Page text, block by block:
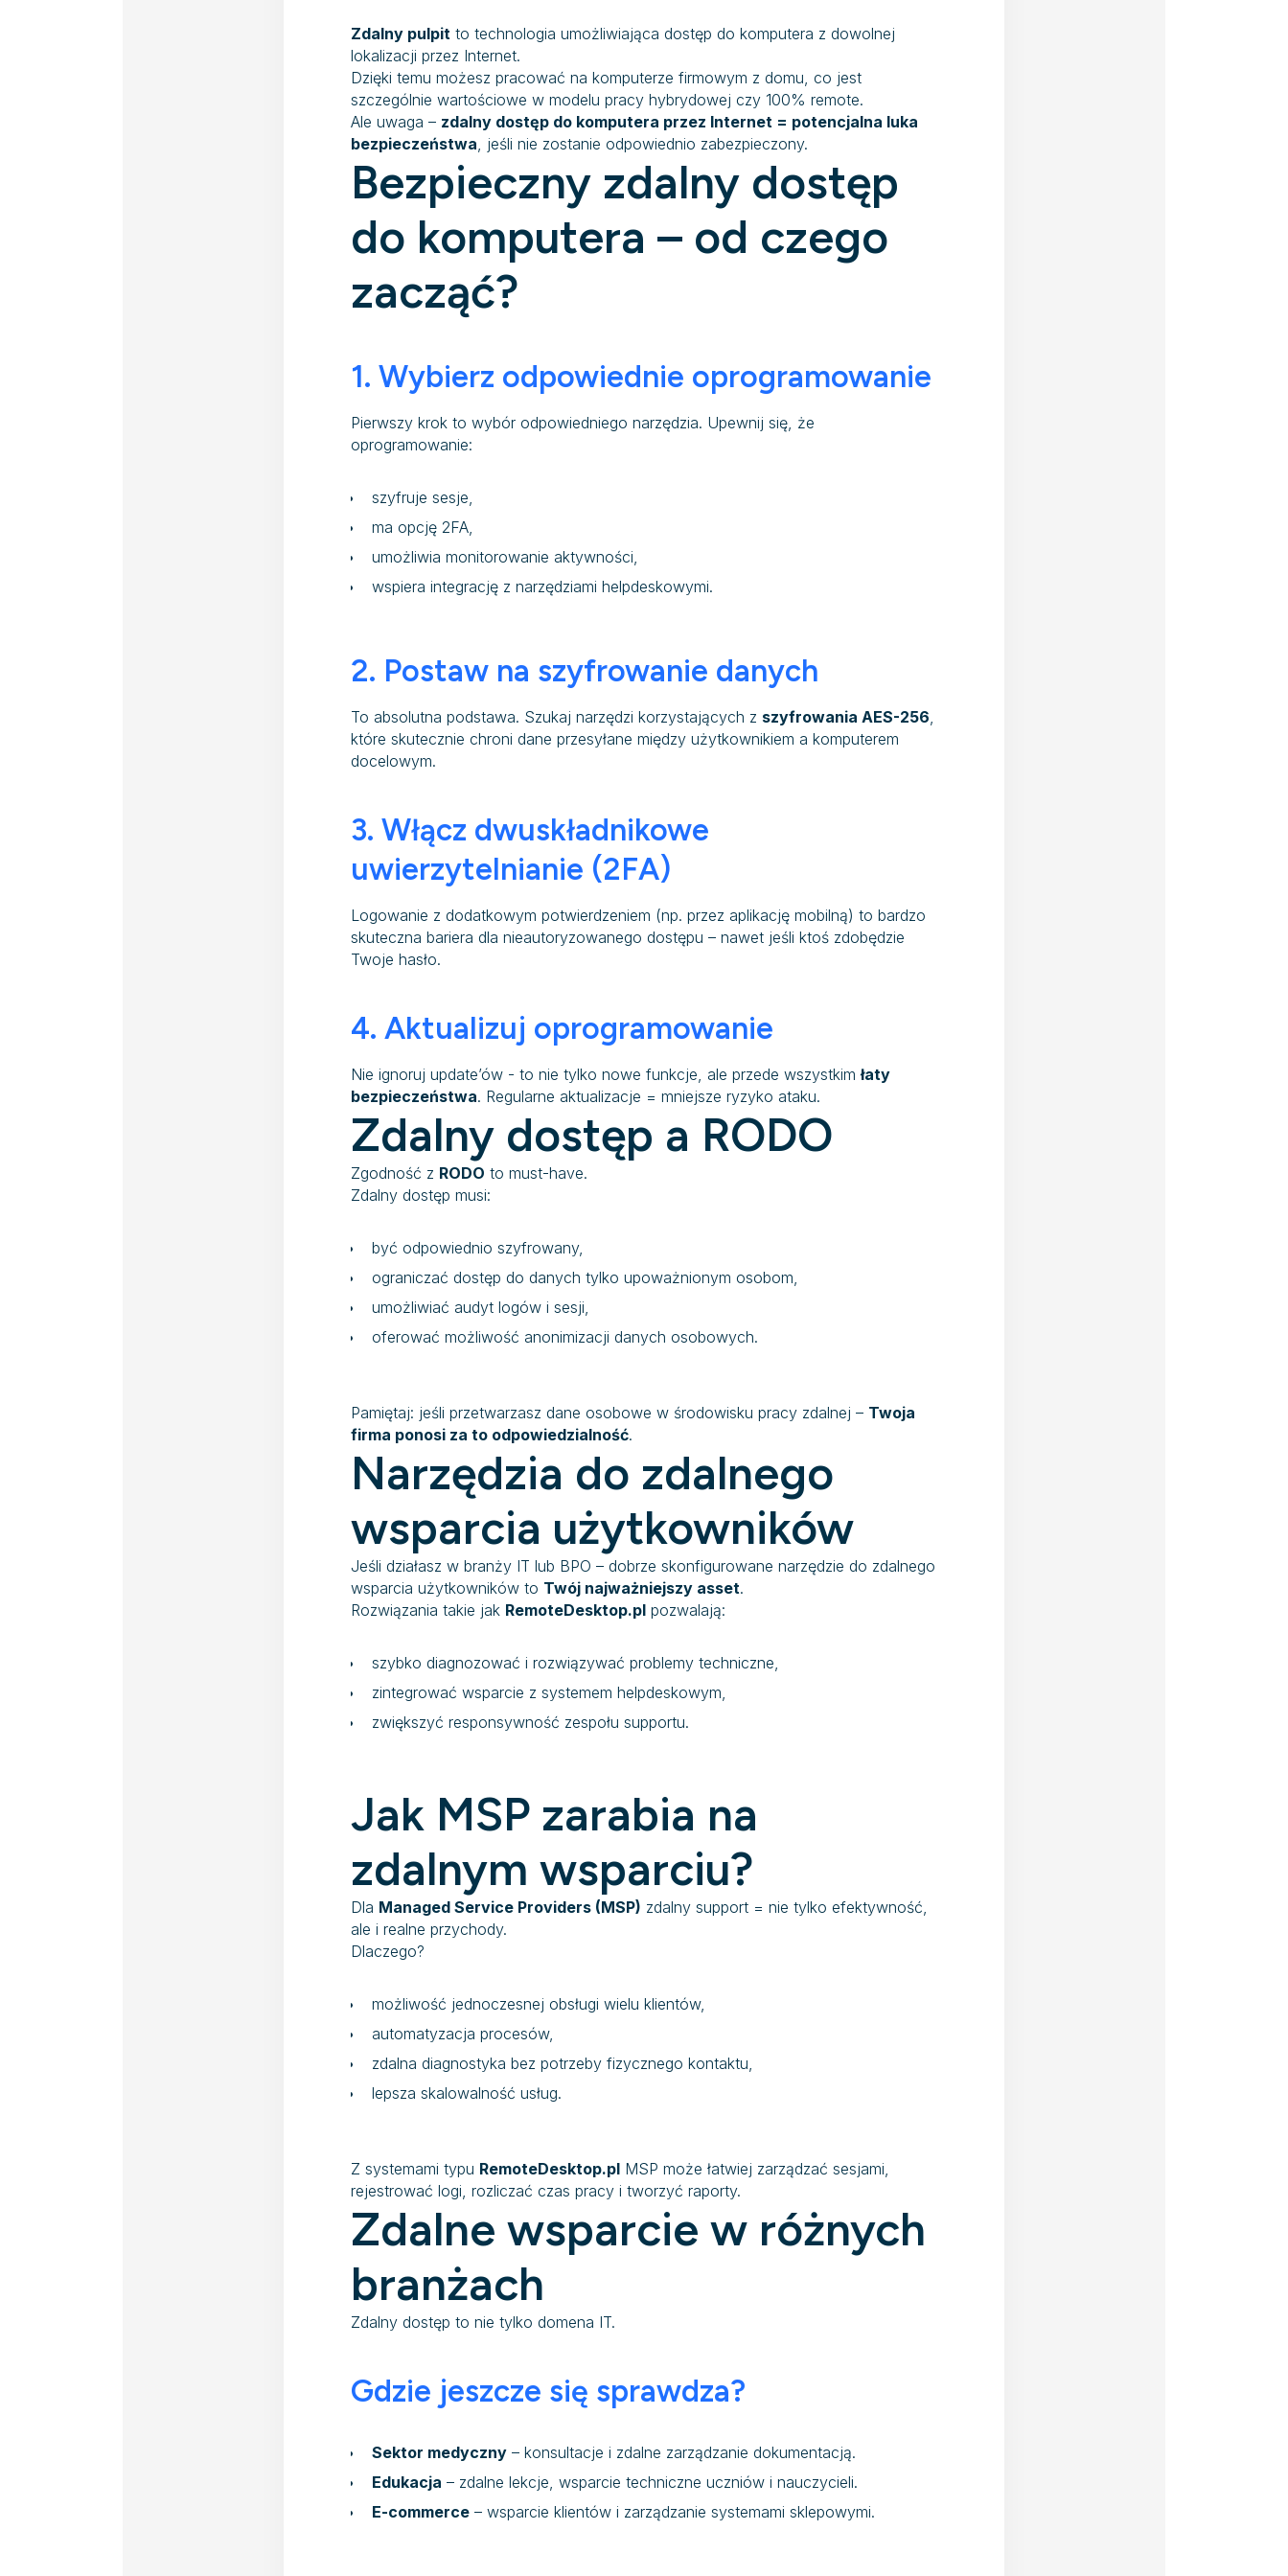
Zdalny pulpit to technologia umożliwiająca dostęp do komputera z dowolnej
lokalizacji przez Internet.
Dzięki temu możesz pracować na komputerze firmowym z domu, co jest
szczególnie wartościowe w modelu pracy hybrydowej czy 100% remote.
Ale uwaga – zdalny dostęp do komputera przez Internet = potencjalna luka
bezpieczeństwa, jeśli nie zostanie odpowiednio zabezpieczony.
Bezpieczny zdalny dostęp
do komputera – od czego
zacząć?
1. Wybierz odpowiednie oprogramowanie
Pierwszy krok to wybór odpowiedniego narzędzia. Upewnij się, że
oprogramowanie:
szyfruje sesje,
ma opcję 2FA,
umożliwia monitorowanie aktywności,
wspiera integrację z narzędziami helpdeskowymi.
2. Postaw na szyfrowanie danych
To absolutna podstawa. Szukaj narzędzi korzystających z szyfrowania AES-256,
które skutecznie chroni dane przesyłane między użytkownikiem a komputerem
docelowym.
3. Włącz dwuskładnikowe
uwierzytelnianie (2FA)
Logowanie z dodatkowym potwierdzeniem (np. przez aplikację mobilną) to bardzo
skuteczna bariera dla nieautoryzowanego dostępu – nawet jeśli ktoś zdobędzie
Twoje hasło.
4. Aktualizuj oprogramowanie
Nie ignoruj update’ów - to nie tylko nowe funkcje, ale przede wszystkimłaty
bezpieczeństwa. Regularne aktualizacje = mniejsze ryzyko ataku.
Zdalny dostęp a RODO
Zgodność z RODO to must-have.
Zdalny dostęp musi:
być odpowiednio szyfrowany,
ograniczać dostęp do danych tylko upoważnionym osobom,
umożliwiać audyt logów i sesji,
oferować możliwość anonimizacji danych osobowych.
Pamiętaj: jeśli przetwarzasz dane osobowe w środowisku pracy zdalnej – Twoja
firma ponosi za to odpowiedzialność.
Narzędzia do zdalnego
wsparcia użytkowników
Jeśli działasz w branży IT lub BPO – dobrze skonfigurowane narzędzie do zdalnego
wsparcia użytkowników to Twój najważniejszy asset.
Rozwiązania takie jak RemoteDesktop.pl pozwalają:
szybko diagnozować i rozwiązywać problemy techniczne,
zintegrować wsparcie z systemem helpdeskowym,
zwiększyć responsywność zespołu supportu.
Jak MSP zarabia na
zdalnym wsparciu?
Dla Managed Service Providers (MSP) zdalny support = nie tylko efektywność,
ale i realne przychody.
Dlaczego?
możliwość jednoczesnej obsługi wielu klientów,
automatyzacja procesów,
zdalna diagnostyka bez potrzeby fizycznego kontaktu,
lepsza skalowalność usług.
Z systemami typu RemoteDesktop.pl MSP może łatwiej zarządzać sesjami,
rejestrować logi, rozliczać czas pracy i tworzyć raporty.
Zdalne wsparcie w różnych
branżach
Zdalny dostęp to nie tylko domena IT.
Gdzie jeszcze się sprawdza?
Sektor medyczny – konsultacje i zdalne zarządzanie dokumentacją.
Edukacja – zdalne lekcje, wsparcie techniczne uczniów i nauczycieli.
E-commerce – wsparcie klientów i zarządzanie systemami sklepowymi.